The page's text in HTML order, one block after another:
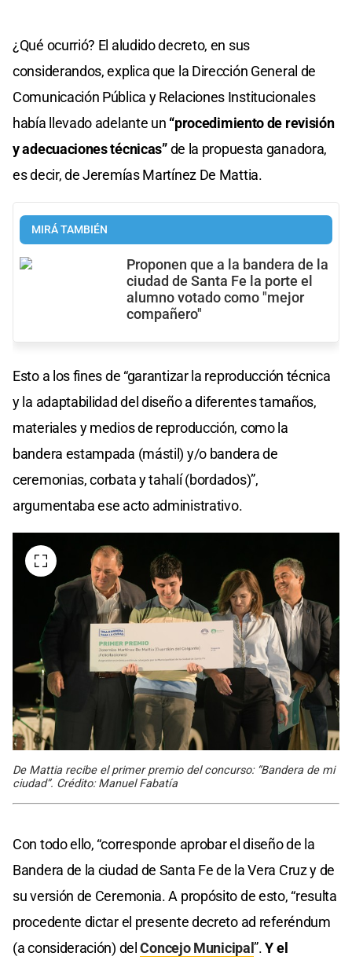
¿Qué ocurrió? El aludido decreto, en sus
considerandos, explica que la Dirección General de
Comunicación Pública y Relaciones Institucionales
había llevado adelante un “procedimiento de revisión
y adecuaciones técnicas”de la propuesta ganadora,
es decir, de Jeremías Martínez De Mattia.
MIRÁ TAMBIÉN
Proponen que a la bandera de la
ciudad de Santa Fe la porte el
alumno votado como "mejor
compañero"
Esto a los fines de “garantizar la reproducción técnica
y la adaptabilidad del diseño a diferentes tamaños,
materiales y medios de reproducción, como la
bandera estampada (mástil) y/o bandera de
ceremonias, corbata y tahalí (bordados)”,
argumentaba ese acto administrativo.
De Mattia recibe el primer premio del concurso: “Bandera de mi
ciudad”. Crédito: Manuel Fabatía
Con todo ello, “corresponde aprobar el diseño de la
Bandera de la ciudad de Santa Fe de la Vera Cruz y de
su versión de Ceremonia. A propósito de esto, “resulta
procedente dictar el presente decreto ad referéndum
(a consideración) delConcejo Municipal”.Y el